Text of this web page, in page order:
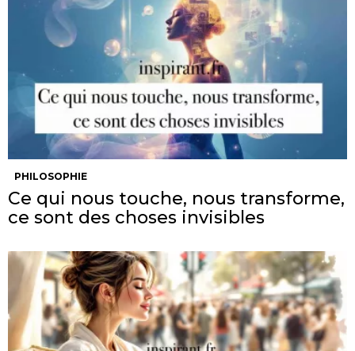
PHILOSOPHIE
Ce qui nous touche, nous transforme,
ce sont des choses invisibles